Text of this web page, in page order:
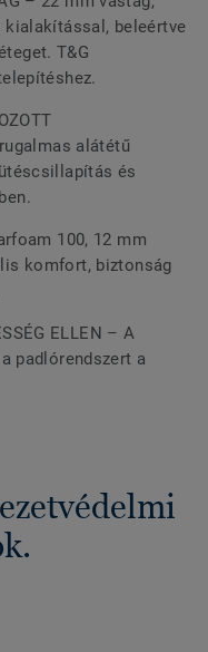
beleértve
T&G
alátétű
és
100, 12 mm
komfort, biztonság
ELLEN – A
padlórendszert a